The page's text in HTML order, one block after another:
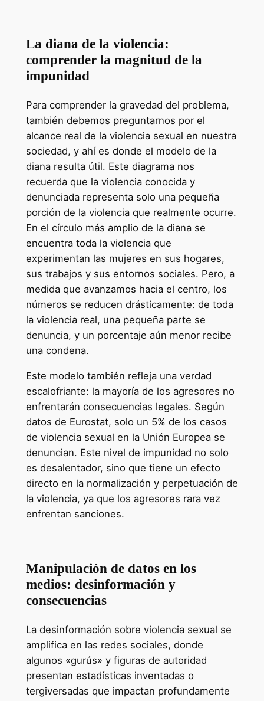
La diana de la violencia:
comprender la magnitud de la
impunidad
Para comprender la gravedad del problema,
también debemos preguntarnos por el
alcance real de la violencia sexual en nuestra
sociedad, y ahí es donde el modelo de la
diana resulta útil. Este diagrama nos
recuerda que la violencia conocida y
denunciada representa solo una pequeña
porción de la violencia que realmente ocurre.
En el círculo más amplio de la diana se
encuentra toda la violencia que
experimentan las mujeres en sus hogares,
sus trabajos y sus entornos sociales. Pero, a
medida que avanzamos hacia el centro, los
números se reducen drásticamente: de toda
la violencia real, una pequeña parte se
denuncia, y un porcentaje aún menor recibe
una condena.
Este modelo también refleja una verdad
escalofriante: la mayoría de los agresores no
enfrentarán consecuencias legales. Según
datos de Eurostat, solo un 5% de los casos
de violencia sexual en la Unión Europea se
denuncian. Este nivel de impunidad no solo
es desalentador, sino que tiene un efecto
directo en la normalización y perpetuación de
la violencia, ya que los agresores rara vez
enfrentan sanciones.
Manipulación de datos en los
medios: desinformación y
consecuencias
La desinformación sobre violencia sexual se
amplifica en las redes sociales, donde
algunos «gurús» y figuras de autoridad
presentan estadísticas inventadas o
tergiversadas que impactan profundamente